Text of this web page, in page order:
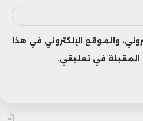
التضخم في
هذا الأسبوع، والتي
مدى تأثير الحرب
على المستهلكين
والموقع الإلكتروني في هذا
المقبلة في تعليقي.